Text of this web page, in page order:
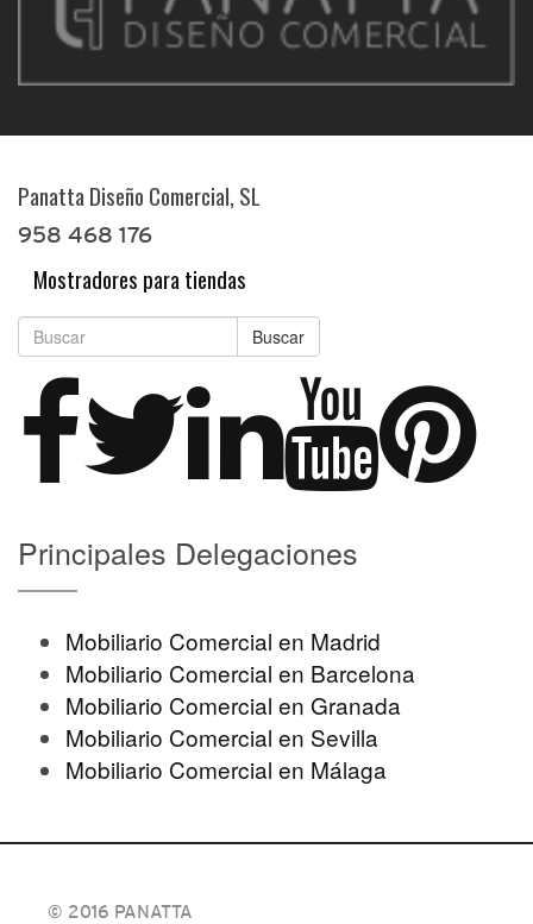
Panatta Diseño Comercial, SL
958 468 176
Mostradores para tiendas
Buscar
Principales Delegaciones
Mobiliario Comercial en Madrid
Mobiliario Comercial en Barcelona
Mobiliario Comercial en Granada
Mobiliario Comercial en Sevilla
Mobiliario Comercial en Málaga
© 2016 PANATTA